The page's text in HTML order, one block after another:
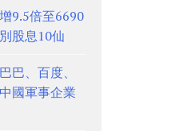
9.5倍至6690
股息10仙
巴、百度、
國軍事企業